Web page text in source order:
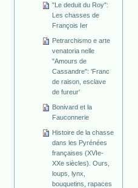
"Le deduit du Roy":
Les chasses de
François Ier
Petrarchismo e arte
venatoria nelle
"Amours de
Cassandre": 'Franc
de raison, esclave
de fureur'
Bonivard et la
Fauconnerie
Histoire de la chasse
dans les Pyrénées
françaises (XVIe-
XXe siècles). Ours,
loups, lynx,
bouquetins, rapaces